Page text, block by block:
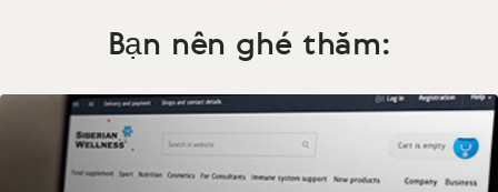
Bạn nên ghé thăm: